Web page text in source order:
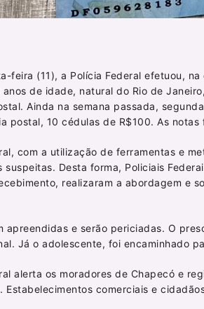
feira (11), a Polícia Federal efetuou,
anos de idade, natural do Rio de
Ainda na semana passada,
postal, 10 cédulas de R$100. As
com a utilização de ferramentas e
suspeitas. Desta forma, Policiais
realizaram a abordagem e
apreendidas e serão periciadas. O
Já o adolescente, foi encaminhado
alerta os moradores de Chapecó e
Estabelecimentos comerciais e